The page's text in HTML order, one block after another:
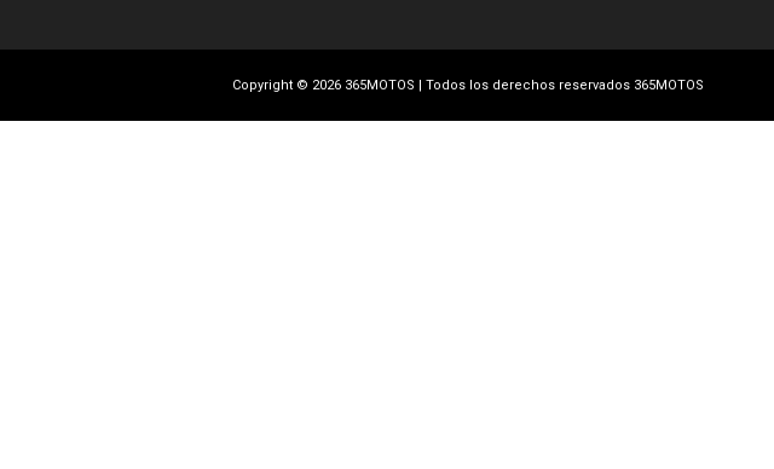
Copyright © 2026 365MOTOS | Todos los derechos reservados 365MOTOS